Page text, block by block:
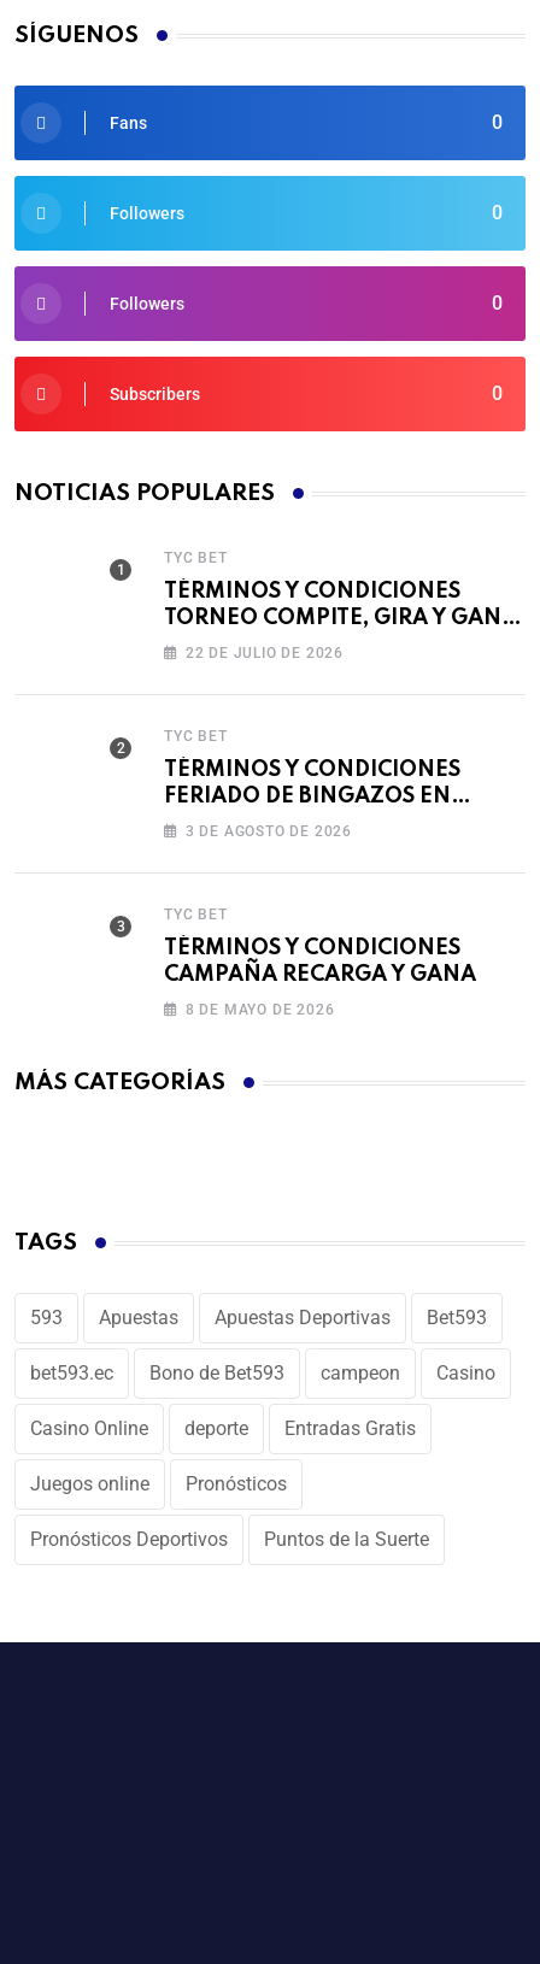
SÍGUENOS
0
Fans
0
Followers
0
Followers
0
Subscribers
NOTICIAS POPULARES
TYC BET
TÉRMINOS Y CONDICIONES
TORNEO COMPITE, GIRA Y GANA
🎰 22 DE JULIO DE 2026
TYC BET
TÉRMINOS Y CONDICIONES
FERIADO DE BINGAZOS EN
BET593
3 DE AGOSTO DE 2026
TYC BET
TÉRMINOS Y CONDICIONES
CAMPAÑA RECARGA Y GANA
8 DE MAYO DE 2026
MÁS CATEGORÍAS
TAGS
593 Apuestas Apuestas Deportivas Bet593
bet593.ec Bono de Bet593 campeon Casino
Casino Online deporte Entradas Gratis
Juegos online Pronósticos
Pronósticos Deportivos Puntos de la Suerte